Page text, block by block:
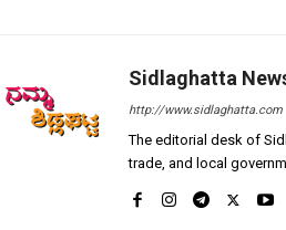
Sidlaghatta
http://www.sidlaghatta.com
The editorial desk of
trade, and local